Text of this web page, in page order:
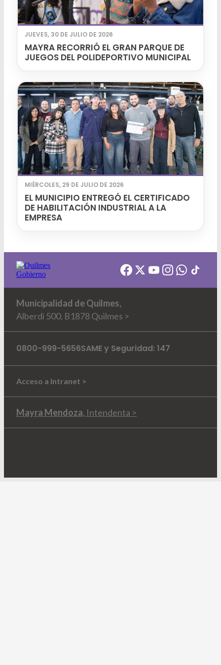
JUEVES, 30 DE JULIO DE 2026
MAYRA RECORRIÓ EL GRAN PARQUE DE
JUEGOS DEL POLIDEPORTIVO MUNICIPAL
MIÉRCOLES, 29 DE JULIO DE 2026
EL MUNICIPIO ENTREGÓ EL CERTIFICADO
DE HABILITACIÓN INDUSTRIAL A LA
EMPRESA
Municipalidad de Quilmes,
Alberdi 500, B1878 Quilmes >
0800-999-5656SAME y Seguridad: 147
Acceso a Intranet >
Mayra Mendoza, Intendenta >